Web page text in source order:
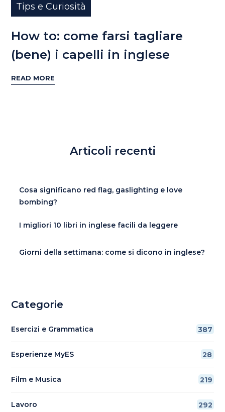
Tips e Curiosità
How to: come farsi tagliare
(bene) i capelli in inglese
READ MORE
Articoli recenti
Cosa significano red flag, gaslighting e love
bombing?
I migliori 10 libri in inglese facili da leggere
Giorni della settimana: come si dicono in inglese?
Categorie
Esercizi e Grammatica 387
Esperienze MyES 28
Film e Musica 219
Lavoro 292